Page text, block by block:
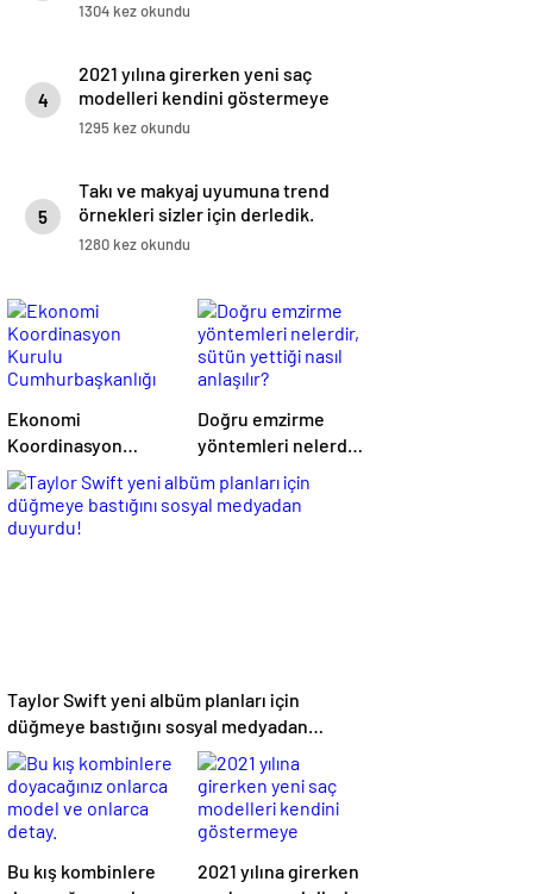
1304 kez okundu
4
2021 yılına girerken yeni saç
modelleri kendini göstermeye
başladı.
1295 kez okundu
5
Takı ve makyaj uyumuna trend
örnekleri sizler için derledik.
1280 kez okundu
Ekonomi
Koordinasyon
Kurulu
Cumhurbaşkanlığı
Külliyesi’nde
Doğru emzirme
yöntemleri nelerdir,
sütün yettiği nasıl
anlaşılır?
Taylor Swift yeni albüm planları için
düğmeye bastığını sosyal medyadan
duyurdu!
Bu kış kombinlere
2021 yılına girerken